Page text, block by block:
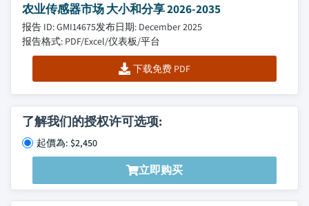
农业传感器市场 大小和分享 2026-2035
报告 ID: GMI14675发布日期: December 2025
报告格式: PDF/Excel/仪表板/平台
下载免费 PDF
了解我们的授权许可选项:
起價為: $2,450
立即购买